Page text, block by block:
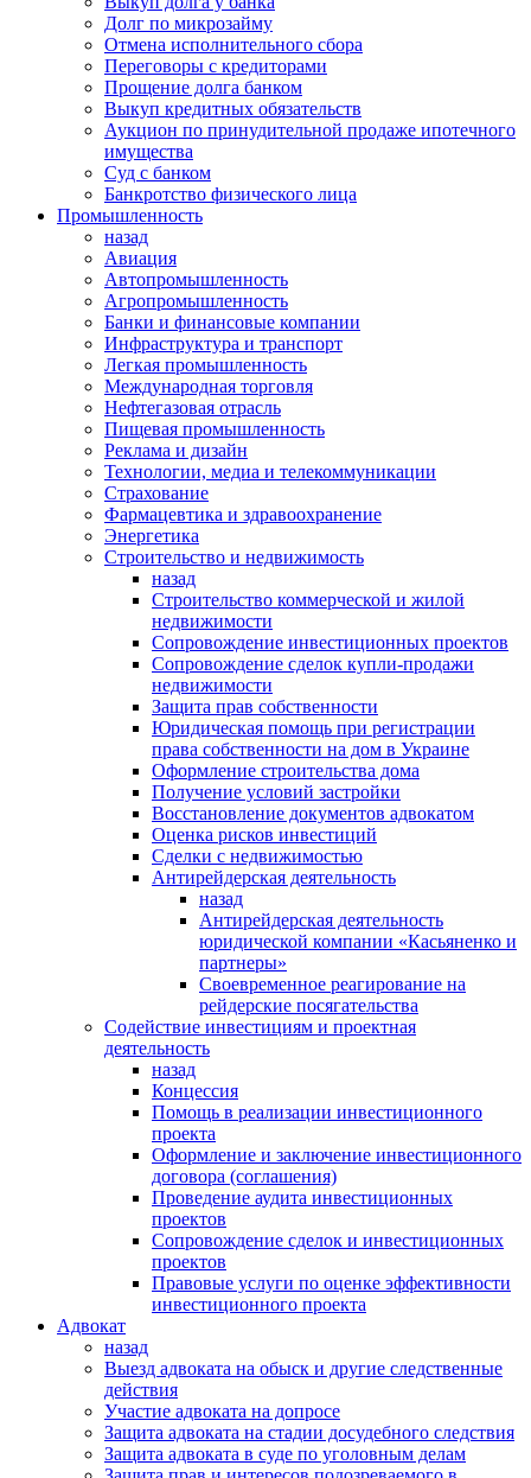
Долг по микрозайму
Отмена исполнительного сбора
Переговоры с кредиторами
Прощение долга банком
Выкуп кредитных обязательств
Аукцион по принудительной продаже ипотечного
имущества
Суд с банком
Банкротство физического лица
Промышленность
назад
Авиация
Автопромышленность
Агропромышленность
Банки и финансовые компании
Инфраструктура и транспорт
Легкая промышленность
Международная торговля
Нефтегазовая отрасль
Пищевая промышленность
Реклама и дизайн
Технологии, медиа и телекоммуникации
Страхование
Фармацевтика и здравоохранение
Энергетика
Строительство и недвижимость
назад
Строительство коммерческой и жилой
недвижимости
Сопровождение инвестиционных проектов
Сопровождение сделок купли-продажи
недвижимости
Защита прав собственности
Юридическая помощь при регистрации
права собственности на дом в Украине
Оформление строительства дома
Получение условий застройки
Восстановление документов адвокатом
Оценка рисков инвестиций
Сделки с недвижимостью
Антирейдерская деятельность
назад
Антирейдерская деятельность
юридической компании «Касьяненко и
партнеры»
Своевременное реагирование на
рейдерские посягательства
Содействие инвестициям и проектная
деятельность
назад
Концессия
Помощь в реализации инвестиционного
проекта
Оформление и заключение инвестиционного
договора (соглашения)
Проведение аудита инвестиционных
проектов
Сопровождение сделок и инвестиционных
проектов
Правовые услуги по оценке эффективности
инвестиционного проекта
Адвокат
назад
Выезд адвоката на обыск и другие следственные
действия
Участие адвоката на допросе
Защита адвоката на стадии досудебного следствия
Защита адвоката в суде по уголовным делам